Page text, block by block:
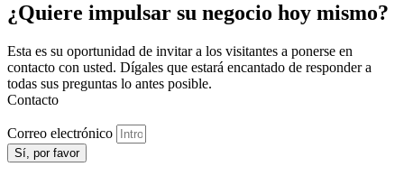
¿Quiere impulsar su negocio hoy mismo?
Esta es su oportunidad de invitar a los visitantes a ponerse en
contacto con usted. Dígales que estará encantado de responder a
todas sus preguntas lo antes posible.
Contacto
Correo electrónico
Sí, por favor